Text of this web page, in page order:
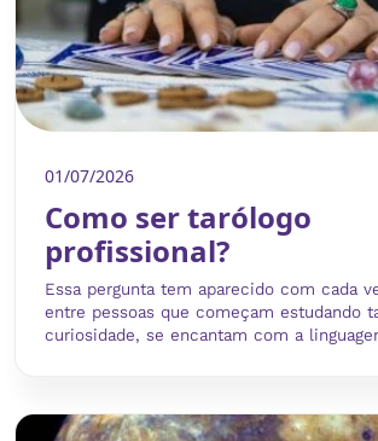
01/07/2026
Como ser tarólogo
profissional?
Essa pergunta tem aparecido com cada
entre pessoas que começam estudando
curiosidade, se encantam com a